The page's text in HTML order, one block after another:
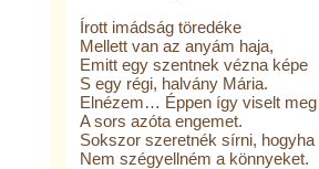
Írott imádság töredéke
Mellett van az anyám haja,
Emitt egy szentnek vézna képe
S egy régi, halvány Mária.
Elnézem… Éppen így viselt meg
A sors azóta engemet.
Sokszor szeretnék sírni, hogyha
Nem szégyellném a könnyeket.